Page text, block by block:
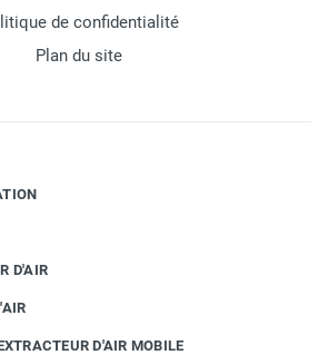
de confidentialité
Plan du site
D'AIR
D'AIR MOBILE